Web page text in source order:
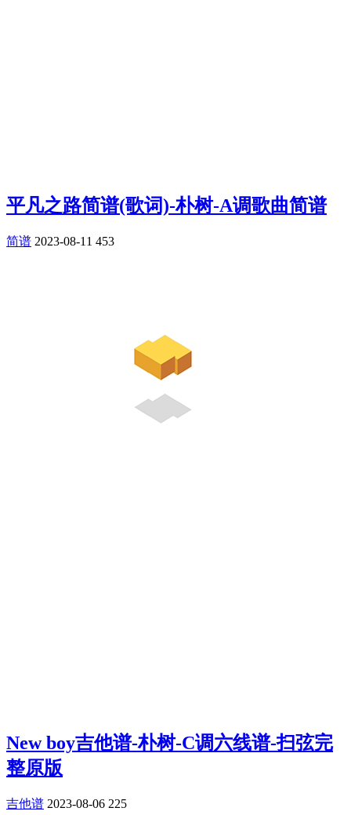
平凡之路简谱(歌词)-朴树-A调歌曲简谱
简谱 2023-08-11 453
New boy吉他谱-朴树-C调六线谱-扫弦完
整原版
吉他谱 2023-08-06 225